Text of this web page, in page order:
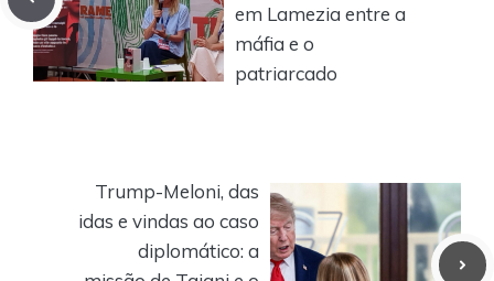
em Lamezia entre a
máfia e o
patriarcado
Trump-Meloni, das
idas e vindas ao caso
diplomático: a